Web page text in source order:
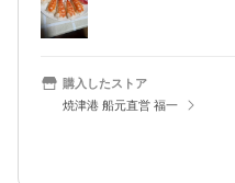
購入したストア
焼津港 船元直営 福一